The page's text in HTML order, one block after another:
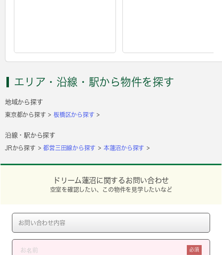
エリア・沿線・駅から物件を探す
地域から探す
東京都から探す 板橋区から探す
沿線・駅から探す
JRから探す 都営三田線から探す 本蓮沼から探す
ドリーム蓮沼に関するお問い合わせ
空室を確認したい、この物件を見学したいなど
必須